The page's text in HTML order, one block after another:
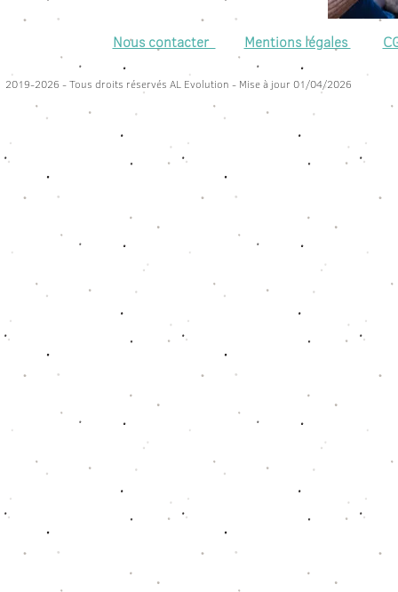
Nous contacter Mentions légales
2019-2026 - Tous droits réservés AL Evolution - Mise à jour 01/04/2026